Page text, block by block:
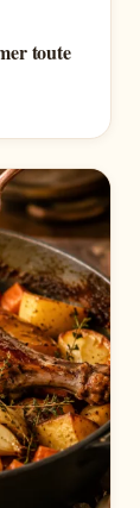
toute